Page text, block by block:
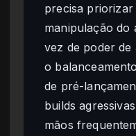
precisa priorizar
manipulação do
vez de poder
o
de pré-
builds
mãos